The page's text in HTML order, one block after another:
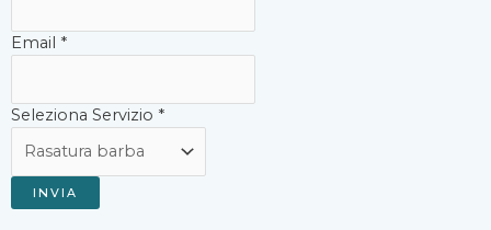
Email *
Seleziona Servizio *
INVIA